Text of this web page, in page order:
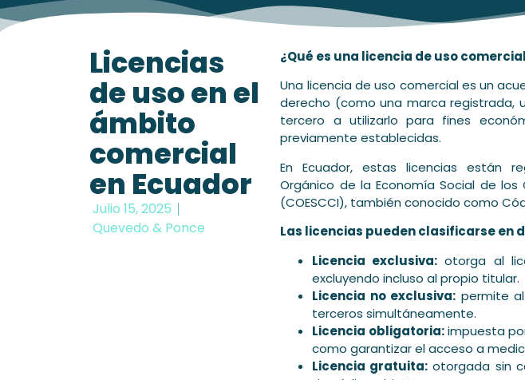
Licencias
de uso en el
ámbito
comercial
en Ecuador
Julio 15, 2025
Quevedo & Ponce
¿Qué es una licencia de uso
Una licencia de uso comercial es un
derecho (como una marca registrada,
tercero a utilizarlo para fines
previamente establecidas.
En Ecuador, estas licencias están
Orgánico de la Economía Social de
(COESCCI), también conocido como
Las licencias pueden clasificarse en
Licencia exclusiva: otorga al
excluyendo incluso al propio titular.
Licencia no exclusiva: permite
terceros simultáneamente.
Licencia obligatoria:impuesta
como garantizar el acceso a
Licencia gratuita: otorgada sin